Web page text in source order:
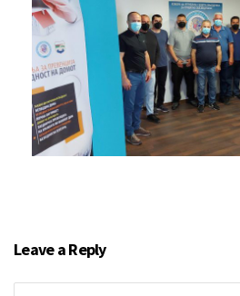
Leave a Reply